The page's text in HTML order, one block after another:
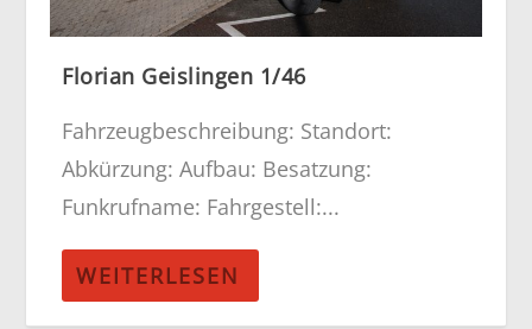
Florian Geislingen 1/46
Fahrzeugbeschreibung: Standort:
Abkürzung: Aufbau: Besatzung:
Funkrufname: Fahrgestell:...
WEITERLESEN